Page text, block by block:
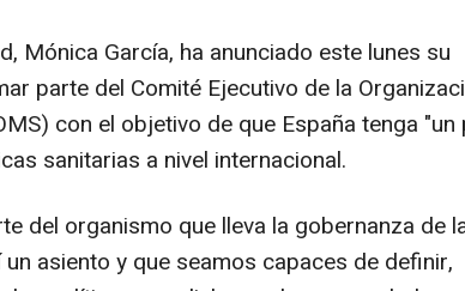
Mónica García, ha anunciado este lunes su
parte del Comité Ejecutivo de la
con el objetivo de que España tenga "un
sanitarias a nivel internacional.
del organismo que lleva la gobernanza de
un asiento y que seamos capaces de definir,